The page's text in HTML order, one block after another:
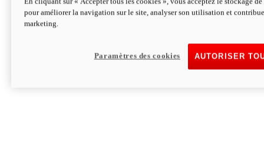
Hypermotard V2 SP 100
Découvrez-le
pour améliorer la navigation sur le site, analyser son utilisation et
marketing.
AUTORISER
Paramètres des cookies